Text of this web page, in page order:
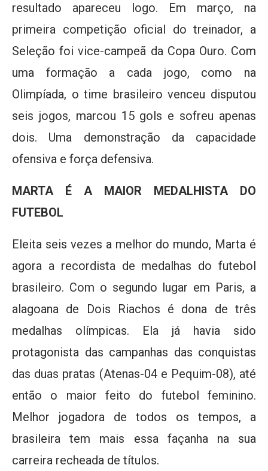
resultado apareceu logo. Em março, na
primeira competição oficial do treinador, a
Seleção foi vice-campeã da Copa Ouro. Com
uma formação a cada jogo, como na
Olimpíada, o time brasileiro venceu disputou
seis jogos, marcou 15 gols e sofreu apenas
dois. Uma demonstração da capacidade
ofensiva e força defensiva.
MARTA É A MAIOR MEDALHISTA DO
FUTEBOL
Eleita seis vezes a melhor do mundo, Marta é
agora a recordista de medalhas do futebol
brasileiro. Com o segundo lugar em Paris, a
alagoana de Dois Riachos é dona de três
medalhas olímpicas. Ela já havia sido
protagonista das campanhas das conquistas
das duas pratas (Atenas-04 e Pequim-08), até
então o maior feito do futebol feminino.
Melhor jogadora de todos os tempos, a
brasileira tem mais essa façanha na sua
carreira recheada de títulos.